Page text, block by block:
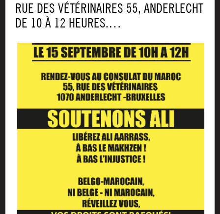
RUE DES VÉTÉ­RI­NAIRES 55, ANDER­LECHT
DE 10 À 12 HEURES.…